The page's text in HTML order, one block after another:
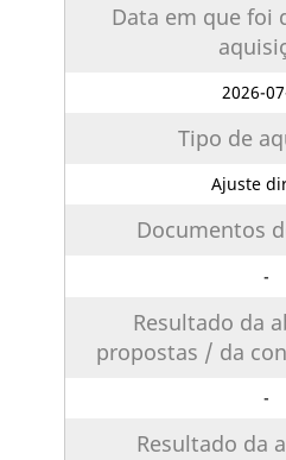
Data em que foi
2026-
Tipo de
Ajuste
Documentos
-
Resultado da
propostas / da
-
Resultado da